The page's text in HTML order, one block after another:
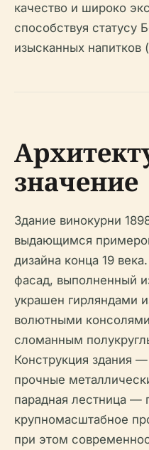
качество и широко
способствуя статусу
изысканных напитков (
значение
Здание винокурни
выдающимся
дизайна конца 19
фасад, выполненный
украшен гирляндами
волютными
сломанным
Конструкция здания
прочные
парадная лестница —
крупномасштабное
при этом